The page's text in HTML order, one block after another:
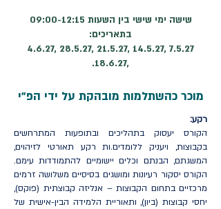
שישה ימי שישי בין השעות 09:00-12:15
בתאריכים:
7.5.27 ,14.5.27 ,21.5.27 ,28.5.27 ,4.6.27
,18.6.27.
מוכר כהשתלמות מובהקת על ידי הפ"י
רקע:
הקורס יעסוק בתהליכים ובתופעות המתרחשים
בקבוצות, ויעניק ללומדים.ות רקע תאורטי לזיהוים,
המשגתם, הבנתם וכלים יישומיים להתמודדות עימם.
הקורס יסקור רעיונות ומושגים בסיסיים משלושה זרמים
מרכזיים בתחום הקבוצות – אנליזה קבוצתית (פוקס),
יחסי קבוצות (ביון), ותאוריית הלמידה הבין-אישית של